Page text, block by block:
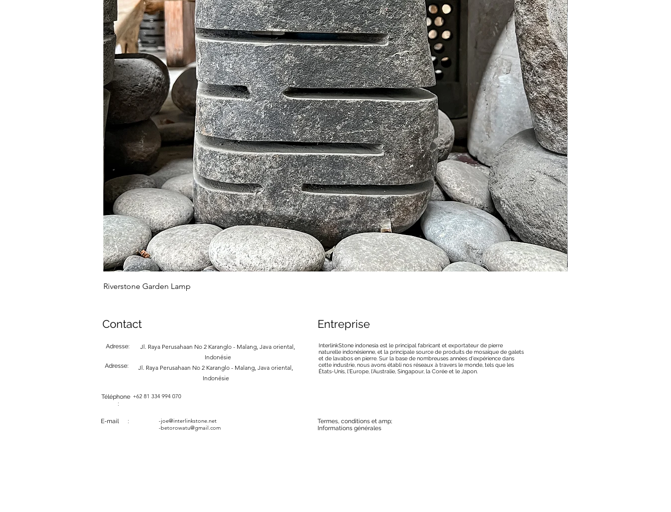
Riverstone Garden Lamp
Contact
Adresse:
Jl. Raya Perusahaan No 2 Karanglo - Malang, Java oriental,
Indonésie
Adresse:
Jl. Raya Perusahaan No 2 Karanglo - Malang, Java oriental,
Indonésie
Téléphone
:
+62 81 334 994 070
Entreprise
InterlinkStone indonesia est le principal fabricant et exportateur de pierre
naturelle indonésienne, et la principale source de produits de mosaïque de galets
et de lavabos en pierre. Sur la base de nombreuses années d'expérience dans
cette industrie, nous avons établi nos réseaux à travers le monde, tels que les
États-Unis, l'Europe, l'Australie, Singapour, la Corée et le Japon.
E-mail : -joe@interlinkstone.net
-betorowatu@gmail.com
Termes, conditions et amp;
Informations générales